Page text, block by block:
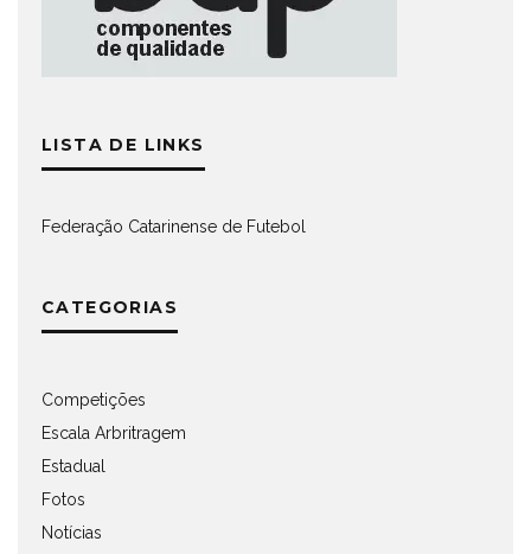
LISTA DE LINKS
Federação Catarinense de Futebol
CATEGORIAS
Competições
Escala Arbritragem
Estadual
Fotos
Notícias